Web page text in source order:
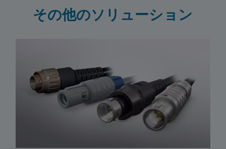
その他のソリューション